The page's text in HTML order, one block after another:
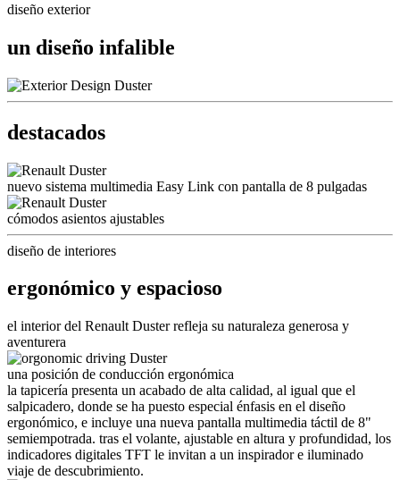
diseño exterior
un diseño infalible
destacados
nuevo sistema multimedia Easy Link con pantalla de 8 pulgadas
cómodos asientos ajustables
diseño de interiores
ergonómico y espacioso
el interior del Renault Duster refleja su naturaleza generosa y
aventurera
una posición de conducción ergonómica
la tapicería presenta un acabado de alta calidad, al igual que el
salpicadero, donde se ha puesto especial énfasis en el diseño
ergonómico, e incluye una nueva pantalla multimedia táctil de 8"
semiempotrada. tras el volante, ajustable en altura y profundidad, los
indicadores digitales TFT le invitan a un inspirador e iluminado
viaje de descubrimiento.